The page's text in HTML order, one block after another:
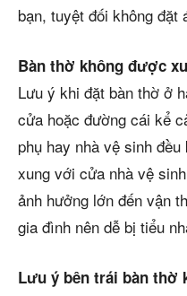
bạn, tuyệt đối không đặt
Bàn thờ không được
Lưu ý khi đặt bàn thờ ở
cửa hoặc đường cái kể
phụ hay nhà vệ sinh
xung với cửa nhà vệ
ảnh hưởng lớn đến vận
gia đình nên dễ bị tiểu
Lưu ý bên trái bàn thờ